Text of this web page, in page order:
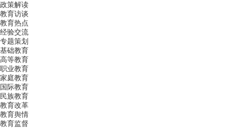
政策解读
教育访谈
教育热点
经验交流
专题策划
基础教育
高等教育
职业教育
家庭教育
国际教育
民族教育
教育改革
教育舆情
教育监督